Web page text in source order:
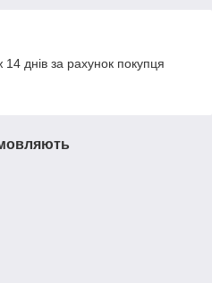
днів за рахунок покупця